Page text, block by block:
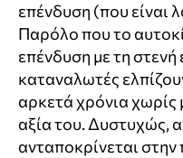
επένδυση (που είναι
Παρόλο που το
επένδυση με τη
καταναλωτές
αρκετά χρόνια χωρίς
αξία του. Δυστυχώς,
ανταποκρίνεται